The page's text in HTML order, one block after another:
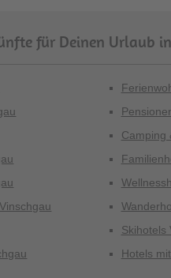
für Deinen Urlaub
Camping
Skihotels
Hotels